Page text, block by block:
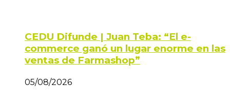
CEDU Difunde | Juan Teba: “El e-
commerce ganó un lugar enorme en las
ventas de Farmashop”
05/08/2026